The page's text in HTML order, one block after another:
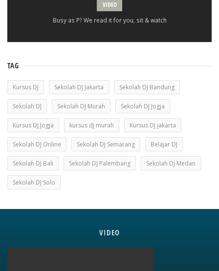
VIDEO
Busy as P? We read it for you, sit & watch
TAG
Kursus DJ Sekolah DJ Jakarta Sekolah DJ Bandung
Sekolah DJ Sekolah DJ Murah Sekolah DJ Jogja
Kursus DJ Jogja kursus dj murah Kursus DJ jakarta
Sekolah DJ Online Sekolah DJ Semarang Belajar DJ
Sekolah DJ Bali Sekolah DJ Palembang Sekolah DJ Medan
Sekolah DJ Solo
VIDEO